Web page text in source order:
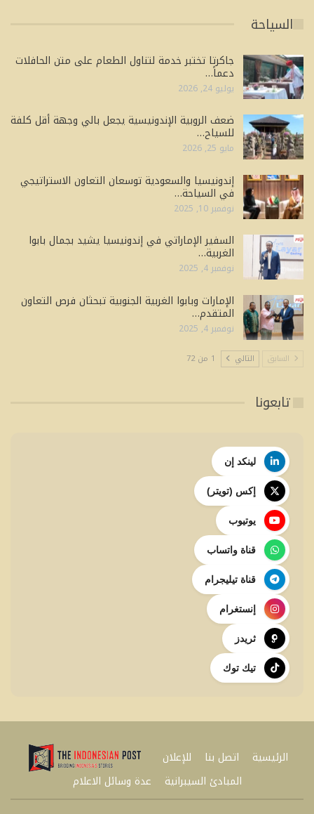
السياحة
جاكرتا تختبر خدمة لتناول الطعام على متن الحافلات
دعماً…
يوليو 24, 2026
ضعف الروبية الإندونيسية يجعل بالي وجهة أقل كلفة
للسياح…
مايو 25, 2026
إندونيسيا والسعودية توسعان التعاون الاستراتيجي
في السياحة…
نوفمبر 10, 2025
السفير الإماراتي في إندونيسيا يشيد بجمال بابوا
الغربية…
نوفمبر 4, 2025
الإمارات وبابوا الغربية الجنوبية تبحثان فرص التعاون
المتقدم…
نوفمبر 4, 2025
السابق التالي 1 من 72
تابعونا
لينكد إن
إكس (تويتر)
يوتيوب
قناة واتساب
قناة تيليجرام
إنستغرام
ثريدز
تيك توك
الرئيسية اتصل بنا
للإعلان
المبادئ السيبرانية
عدة وسائل الاعلام